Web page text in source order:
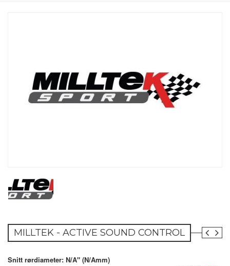
MILLTEK - ACTIVE SOUND CONTROL
Snitt rørdiameter: N/A" (N/Amm)